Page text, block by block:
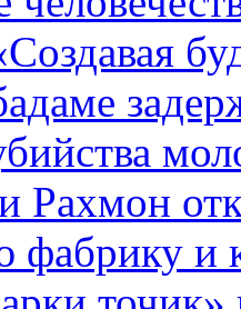
Рахмон
фабрику и